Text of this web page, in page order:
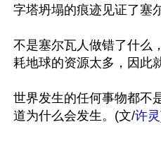
字塔坍塌的痕迹见证了塞
不是塞尔瓦人做错了什么
耗地球的资源太多，因此
世界发生的任何事物都不
道为什么会发生。(文/许灵